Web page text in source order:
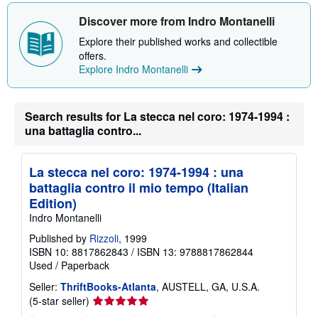
s
h
i
p
p
n
r
t
e
Discover more from Indro Montanelli
Explore their published works and collectible
offers.
Explore Indro Montanelli
Search results for La stecca nel coro: 1974-1994 :
una battaglia contro...
La stecca nel coro: 1974-1994 : una
battaglia contro il mio tempo (Italian
Edition)
Indro Montanelli
Published by Rizzoli, 1999
ISBN 10: 8817862843 / ISBN 13: 9788817862844
Used / Paperback
Seller: ThriftBooks-Atlanta, AUSTELL, GA, U.S.A.
(5-star seller) Seller